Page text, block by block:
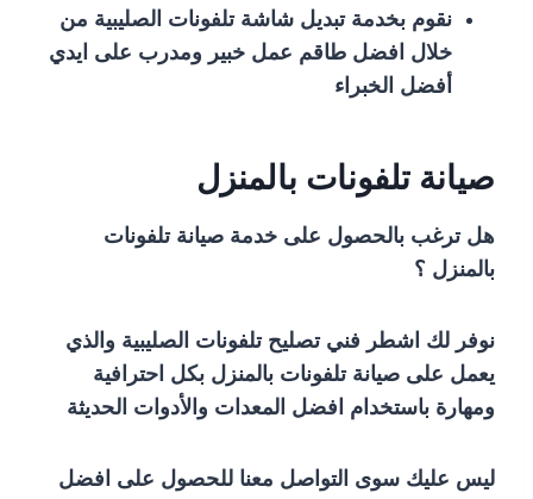
نقوم بخدمة تبديل شاشة تلفونات الصليبية من
خلال افضل طاقم عمل خبير ومدرب على ايدي
أفضل الخبراء
صيانة تلفونات بالمنزل
هل ترغب بالحصول على خدمة صيانة تلفونات
بالمنزل ؟
نوفر لك اشطر فني تصليح تلفونات الصليبية والذي
يعمل على صيانة تلفونات بالمنزل بكل احترافية
ومهارة باستخدام افضل المعدات والأدوات الحديثة
ليس عليك سوى التواصل معنا للحصول على افضل